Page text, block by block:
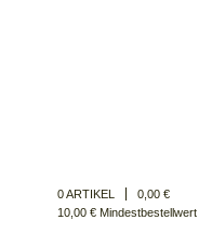
0 ARTIKEL
0,00 €
10,00 € Mindestbestellwert